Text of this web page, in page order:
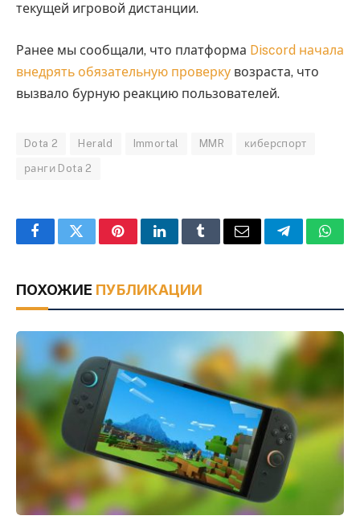
текущей игровой дистанции.
Ранее мы сообщали, что платформа Discord начала
внедрять обязательную проверку возраста, что
вызвало бурную реакцию пользователей.
Dota 2 Herald Immortal MMR киберспорт
ранги Dota 2
FacebookTwitterPinterestLinkedInTumblrEmail Telegram
ПОХОЖИЕ ПУБЛИКАЦИИ